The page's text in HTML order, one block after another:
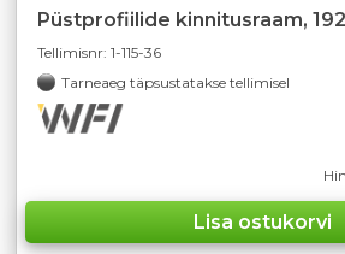
Püstprofiilide kinnitusraam,
Tellimisnr: 1-115-36
Tarneaeg täpsustatakse tellimisel